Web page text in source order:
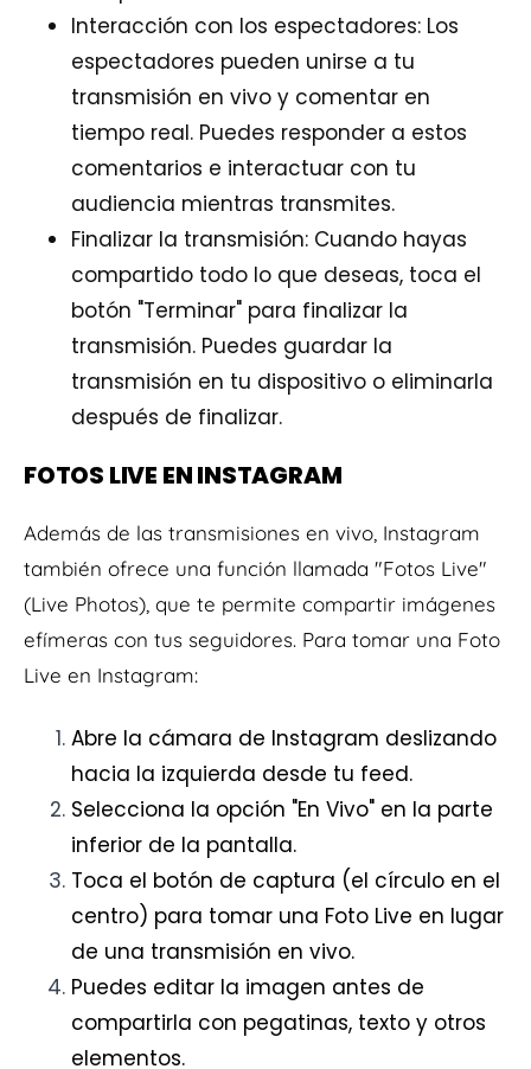
Interacción con los espectadores: Los
espectadores pueden unirse a tu
transmisión en vivo y comentar en
tiempo real. Puedes responder a estos
comentarios e interactuar con tu
audiencia mientras transmites.
Finalizar la transmisión: Cuando hayas
compartido todo lo que deseas, toca el
botón "Terminar" para finalizar la
transmisión. Puedes guardar la
transmisión en tu dispositivo o eliminarla
después de finalizar.
FOTOS LIVE EN INSTAGRAM
Además de las transmisiones en vivo, Instagram
también ofrece una función llamada "Fotos Live"
(Live Photos), que te permite compartir imágenes
efímeras con tus seguidores. Para tomar una Foto
Live en Instagram:
Abre la cámara de Instagram deslizando
hacia la izquierda desde tu feed.
Selecciona la opción "En Vivo" en la parte
inferior de la pantalla.
Toca el botón de captura (el círculo en el
centro) para tomar una Foto Live en lugar
de una transmisión en vivo.
Puedes editar la imagen antes de
compartirla con pegatinas, texto y otros
elementos.